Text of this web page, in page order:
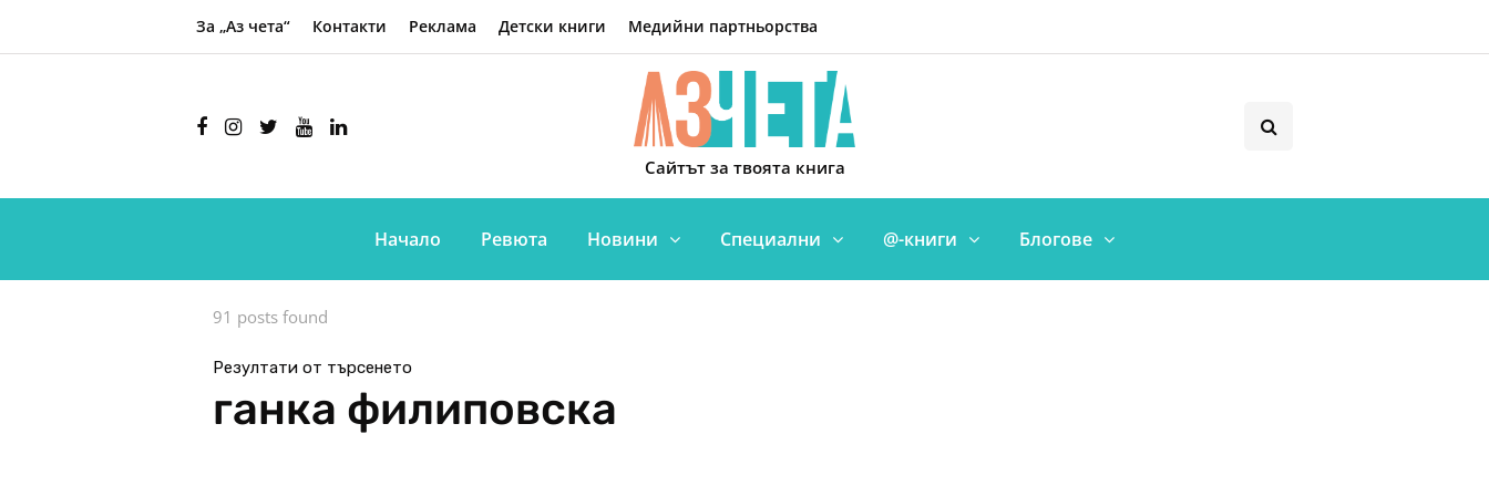
За „Аз чета“ Контакти Реклама Детски книги Медийни партньорства
Сайтът за твоята книга
Начало Ревюта Новини Специални @-книги Блогове
91 posts found
Резултати от търсенето
ганка филиповска